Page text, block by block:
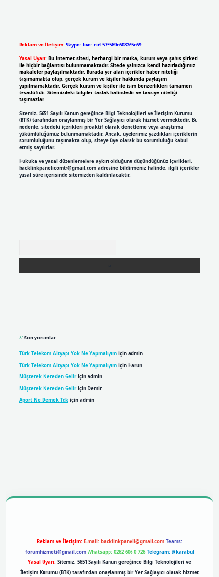
Reklam ve İletişim: Skype: live:.cid.575569c608265c69
Yasal Uyarı: Bu internet sitesi, herhangi bir marka, kurum veya şahıs şirketi
ile hiçbir bağlantısı bulunmamaktadır. Sitede yalnızca kendi hazırladığımız
makaleler paylaşılmaktadır. Burada yer alan içerikler haber niteliği
taşımamakta olup, gerçek kurum ve kişiler hakkında paylaşım
yapılmamaktadır. Gerçek kurum ve kişiler ile isim benzerlikleri tamamen
tesadüfidir. Sitemizdeki bilgiler taslak halindedir ve tavsiye niteliği
taşımazlar.
Sitemiz, 5651 Sayılı Kanun gereğince Bilgi Teknolojileri ve İletişim Kurumu
(BTK) tarafından onaylanmış bir Yer Sağlayıcı olarak hizmet vermektedir. Bu
nedenle, sitedeki içerikleri proaktif olarak denetleme veya araştırma
yükümlülüğümüz bulunmamaktadır. Ancak, üyelerimiz yazdıkları içeriklerin
sorumluluğunu taşımakta olup, siteye üye olarak bu sorumluluğu kabul
etmiş sayılırlar.
Hukuka ve yasal düzenlemelere aykırı olduğunu düşündüğünüz içerikleri,
backlinkpanelicomtr@gmail.comadresine bildirmeniz halinde, ilgili içerikler
yasal süre içerisinde sitemizden kaldırılacaktır.
Son yorumlar
Türk Telekom Altyapı Yok Ne Yapmalıyımiçin admin
Türk Telekom Altyapı Yok Ne Yapmalıyımiçin Harun
Müşterek Nereden Geliriçin admin
Müşterek Nereden Geliriçin Demir
Aport Ne Demek Tdkiçin admin
Reklam ve İletişim: E-mail: backlinkpaneli@gmail.com Teams:
forumhizmeti@gmail.com Whatsapp: 0262 606 0 726 Telegram: @karabul
Yasal Uyarı: Sitemiz, 5651 Sayılı Kanun gereğince Bilgi Teknolojileri ve
İletişim Kurumu (BTK) tarafından onaylanmış bir Yer Sağlayıcı olarak hizmet